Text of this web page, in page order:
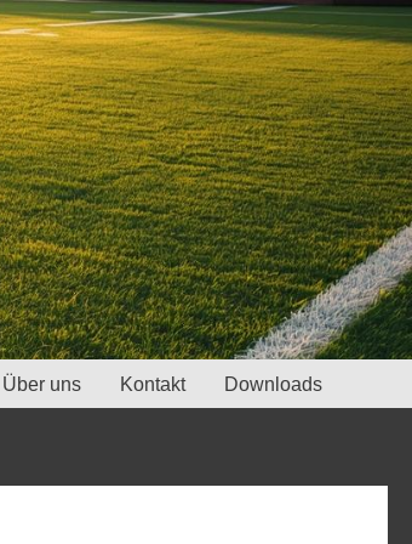
Über uns Kontakt Downloads